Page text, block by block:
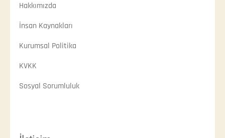
Hakkımızda
İnsan Kaynakları
Kurumsal Politika
KVKK
Sosyal Sorumluluk